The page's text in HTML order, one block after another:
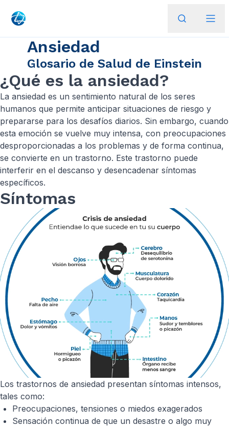
Ansiedad
Glosario de Salud de Einstein
¿Qué es la ansiedad?
La ansiedad es un sentimiento natural de los seres
humanos que permite anticipar situaciones de riesgo y
prepararse para los desafíos diarios. Sin embargo, cuando
esta emoción se vuelve muy intensa, con preocupaciones
desproporcionadas a los problemas y de forma continua,
se convierte en un trastorno. Este trastorno puede
interferir en el descanso y desencadenar síntomas
específicos.
Síntomas
Los trastornos de ansiedad presentan síntomas intensos,
tales como:
Preocupaciones, tensiones o miedos exagerados
Sensación continua de que un desastre o algo muy